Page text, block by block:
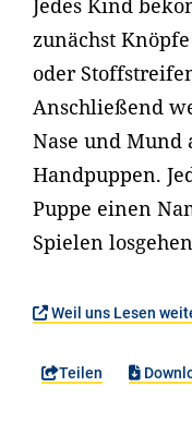
Jedes Kind
zunächst
oder
Anschließend
Nase und Mund
Handpuppen.
Puppe einen
Spielen
Weil uns Lesen
Teilen